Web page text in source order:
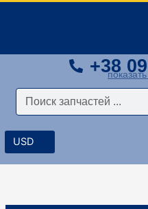
+38
Поиск